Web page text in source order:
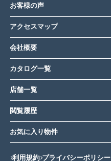
お客様の声
アクセスマップ
会社概要
カタログ一覧
店舗一覧
閲覧履歴
お気に入り物件
利用規約 プライバシーポリシー